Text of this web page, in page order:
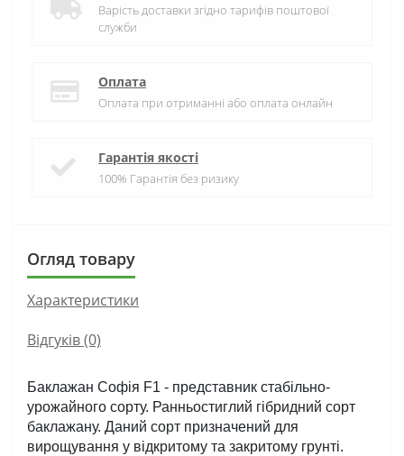
Варість доставки згідно тарифів поштової
служби
Оплата
Оплата при отриманні або оплата онлайн
Гарантія якості
100% Гарантія без ризику
Огляд товару
Характеристики
Відгуків (0)
Баклажан Софія F1 - представник стабільно-
урожайного сорту. Ранньостиглий гібридний сорт
баклажану. Даний сорт призначений для
вирощування у відкритому та закритому грунті.